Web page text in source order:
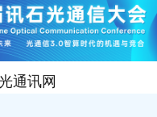
通讯网